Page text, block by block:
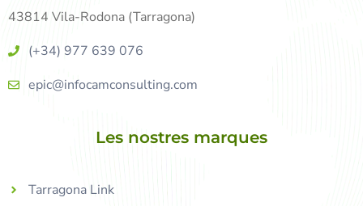
43814 Vila-Rodona (Tarragona)
(+34) 977 639 076
epic@infocamconsulting.com
Les nostres marques
Tarragona Link